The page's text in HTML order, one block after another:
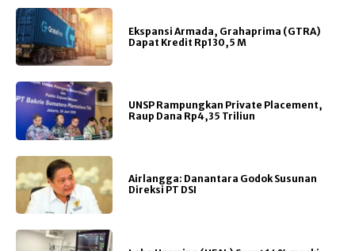
Ekspansi Armada, Grahaprima (GTRA)
Dapat Kredit Rp130,5 M
UNSP Rampungkan Private Placement,
Raup Dana Rp4,35 Triliun
Airlangga: Danantara Godok Susunan
Direksi PT DSI